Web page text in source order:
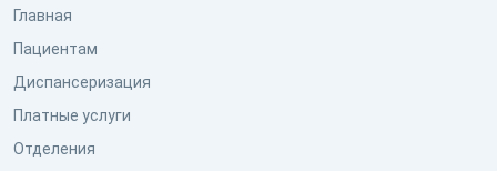
Главная
Пациентам
Диспансеризация
Платные услуги
Отделения